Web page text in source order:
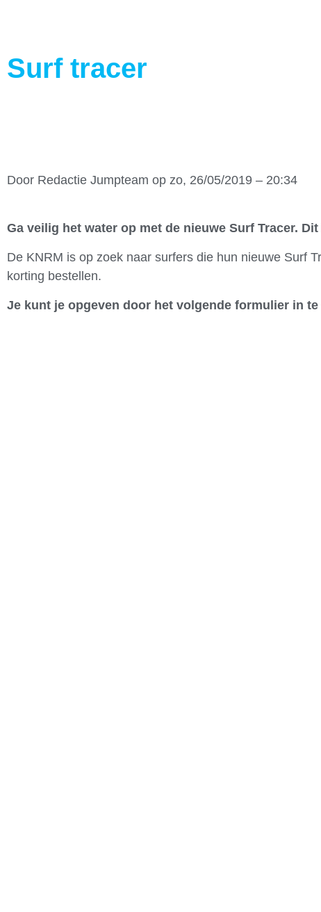
Surf tracer
Door Redactie Jumpteam op zo, 26/05/2019 – 20:34
Ga veilig het water op met de nieuwe Surf Tracer.
De KNRM is op zoek naar surfers die hun nieuwe Surf
korting bestellen.
Je kunt je opgeven door het volgende formulier in